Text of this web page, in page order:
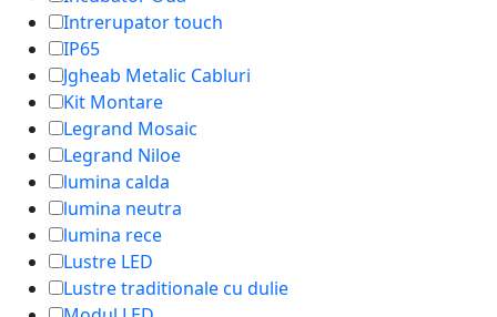
Intrerupator touch
IP65
Jgheab Metalic Cabluri
Kit Montare
Legrand Mosaic
Legrand Niloe
lumina calda
lumina neutra
lumina rece
Lustre LED
Lustre traditionale cu dulie